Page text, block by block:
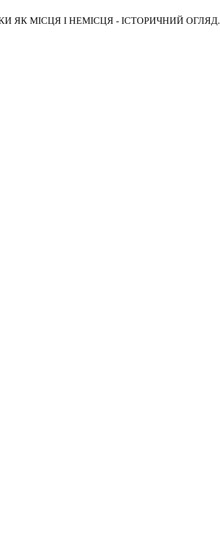
ЯК МІСЦЯ І НЕМІСЦЯ - ІСТОРИЧНИЙ ОГЛЯД.